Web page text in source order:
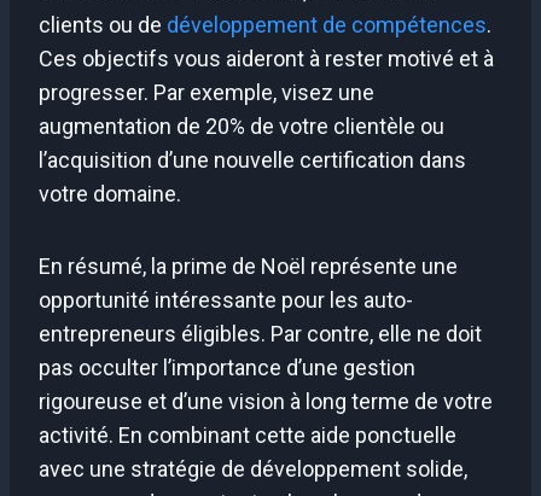
clients ou de développement de compétences.
Ces objectifs vous aideront à rester motivé et à
progresser. Par exemple, visez une
augmentation de 20% de votre clientèle ou
l’acquisition d’une nouvelle certification dans
votre domaine.
En résumé, la prime de Noël représente une
opportunité intéressante pour les auto-
entrepreneurs éligibles. Par contre, elle ne doit
pas occulter l’importance d’une gestion
rigoureuse et d’une vision à long terme de votre
activité. En combinant cette aide ponctuelle
avec une stratégie de développement solide,